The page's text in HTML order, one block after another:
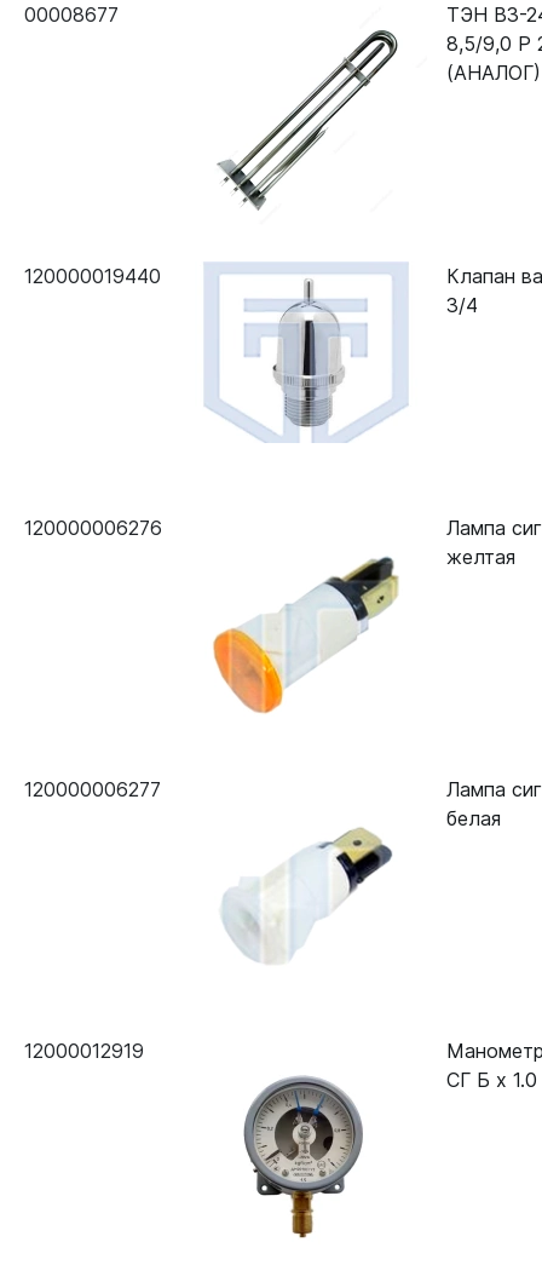
00008677
ТЭН В3-
8,5/9,0 Р
(АНАЛОГ)
120000019440
Клапан
3/4
120000006276
Лампа
желтая
120000006277
Лампа
белая
12000012919
СГ Б х 1.0